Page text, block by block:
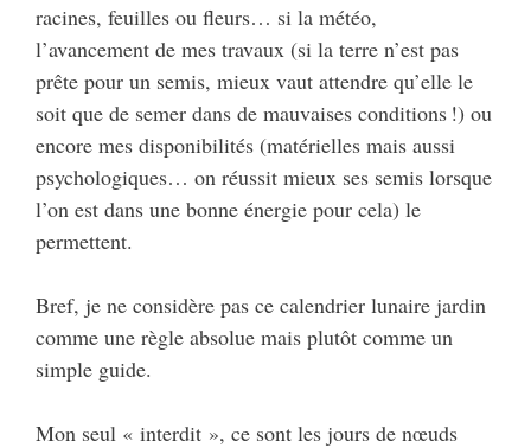
racines, feuilles ou fleurs… si la météo,
l’avancement de mes travaux (si la terre n’est pas
prête pour un semis, mieux vaut attendre qu’elle le
soit que de semer dans de mauvaises conditions !) ou
encore mes disponibilités (matérielles mais aussi
psychologiques… on réussit mieux ses semis lorsque
l’on est dans une bonne énergie pour cela) le
permettent.
Bref, je ne considère pas ce calendrier lunaire jardin
comme une règle absolue mais plutôt comme un
simple guide.
Mon seul « interdit », ce sont les jours de nœuds